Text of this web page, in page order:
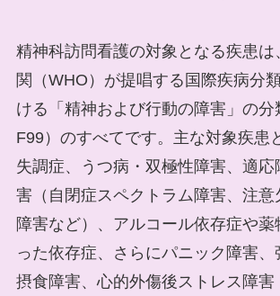
精神科訪問看護の対象となる疾患は
関（WHO）が提唱する国際疾病分
ける「精神および行動の障害」の分
F99）のすべてです。主な対象疾患
失調症、うつ病・双極性障害、適応
害（自閉症スペクトラム障害、注意
障害など）、アルコール依存症や薬
った依存症、さらにパニック障害、
摂食障害、心的外傷後ストレス障害